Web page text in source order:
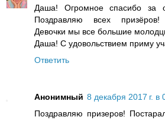
Даша! Огромное спасибо за
Поздравляю всех
Девочки мы все большие
Даша! С удовольствием приму
Ответить
Анонимный 8 декабря 2017 г. в
Поздравляю призеров!